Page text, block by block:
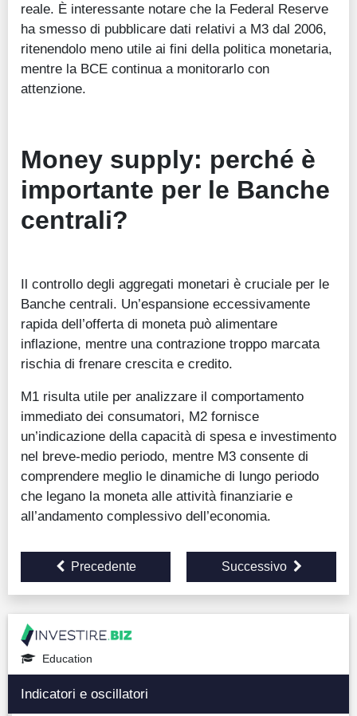
reale. È interessante notare che la Federal Reserve
ha smesso di pubblicare dati relativi a M3 dal 2006,
ritenendolo meno utile ai fini della politica monetaria,
mentre la BCE continua a monitorarlo con
attenzione.
Money supply: perché è
importante per le Banche
centrali?
Il controllo degli aggregati monetari è cruciale per le
Banche centrali. Un’espansione eccessivamente
rapida dell’offerta di moneta può alimentare
inflazione, mentre una contrazione troppo marcata
rischia di frenare crescita e credito.
M1 risulta utile per analizzare il comportamento
immediato dei consumatori, M2 fornisce
un’indicazione della capacità di spesa e investimento
nel breve-medio periodo, mentre M3 consente di
comprendere meglio le dinamiche di lungo periodo
che legano la moneta alle attività finanziarie e
all’andamento complessivo dell’economia.
Precedente Successivo
Education
Indicatori e oscillatori